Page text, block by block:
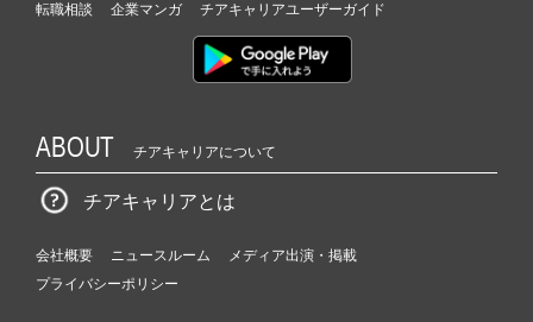
転職相談
企業マンガ チアキャリアユーザーガイド
ABOUT チアキャリアについて
チアキャリアとは
会社概要 ニュースルーム
メディア出演・掲載
プライバシーポリシー